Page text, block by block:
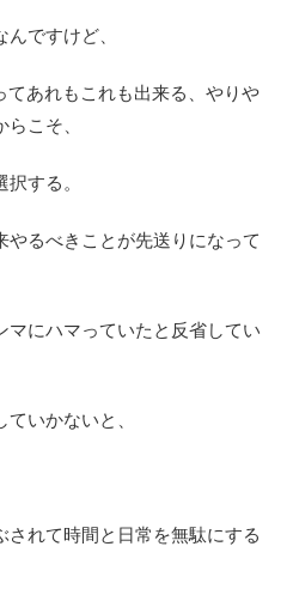
ですけど、
あれもこれも出来る、やりや
こそ、
する。
やるべきことが先送りになって
マにハマっていたと反省してい
いかないと、
されて時間と日常を無駄にする